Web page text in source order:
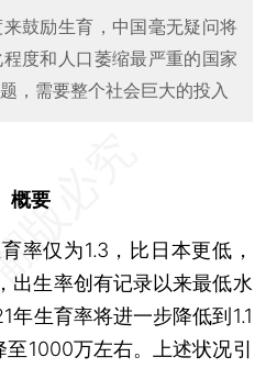
鼓励生育，中国毫无疑问将
度和人口萎缩最严重的国家
，需要整个社会巨大的投入
概要
仅为1.3，比日本更低，
出生率创有记录以来最低水
年生育率将进一步降低到1.1
1000万左右。上述状况引